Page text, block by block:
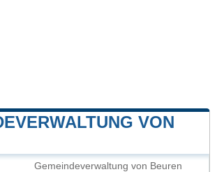
VON
Gemeindeverwaltung von Beuren